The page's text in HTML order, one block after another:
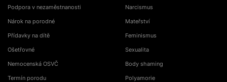
Podpora v nezaměstnanosti
Nárok na porodné
Přídavky na dítě
Ošetřovné
Nemocenská OSVČ
Termín porodu
Narcismus
Mateřství
Feminismus
Sexualita
Body shaming
Polyamorie